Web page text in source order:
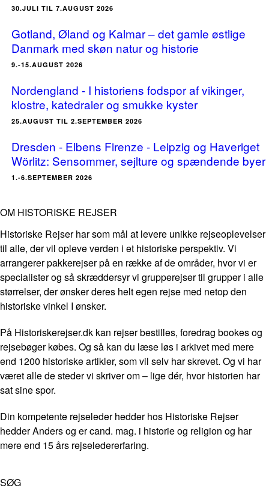
30.JULI TIL 7.AUGUST 2026
Gotland, Øland og Kalmar – det gamle østlige
Danmark med skøn natur og historie
9.-15.AUGUST 2026
Nordengland - I historiens fodspor af vikinger,
klostre, katedraler og smukke kyster
25.AUGUST TIL 2.SEPTEMBER 2026
Dresden - Elbens Firenze - Leipzig og Haveriget
Wörlitz: Sensommer, sejlture og spændende byer
1.-6.SEPTEMBER 2026
OM HISTORISKE REJSER
Historiske Rejser har som mål at levere unikke rejseoplevelser
til alle, der vil opleve verden i et historiske perspektiv. Vi
arrangerer pakkerejser på en række af de områder, hvor vi er
specialister og så skræddersyr vi grupperejser til grupper i alle
størrelser, der ønsker deres helt egen rejse med netop den
historiske vinkel I ønsker.
På Historiskerejser.dk kan rejser bestilles, foredrag bookes og
rejsebøger købes. Og så kan du læse løs i arkivet med mere
end 1200 historiske artikler, som vil selv har skrevet. Og vi har
været alle de steder vi skriver om – lige dér, hvor historien har
sat sine spor.
Din kompetente rejseleder hedder hos Historiske Rejser
hedder Anders og er cand. mag. i historie og religion og har
mere end 15 års rejseledererfaring.
SØG